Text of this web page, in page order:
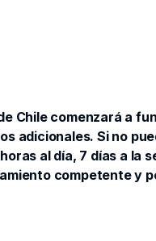
Chile comenzará a
adicionales. Si no
al día, 7 días a la
competente y